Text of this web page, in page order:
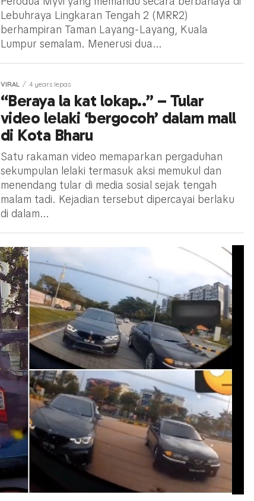
Lebuhraya Lingkaran Tengah 2 (MRR2)
berhampiran Taman Layang-Layang, Kuala
Lumpur semalam. Menerusi dua...
VIRAL 4 years lepas
“Beraya la kat lokap..” – Tular
video lelaki ‘bergocoh’ dalam mall
di Kota Bharu
Satu rakaman video memaparkan pergaduhan
sekumpulan lelaki termasuk aksi memukul dan
menendang tular di media sosial sejak tengah
malam tadi. Kejadian tersebut dipercayai berlaku
di dalam...